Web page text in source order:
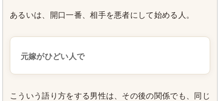
あるいは、開口一番、相手を悪者にして始める人。
元嫁がひどい人で
こういう語り方をする男性は、その後の関係でも、同じ